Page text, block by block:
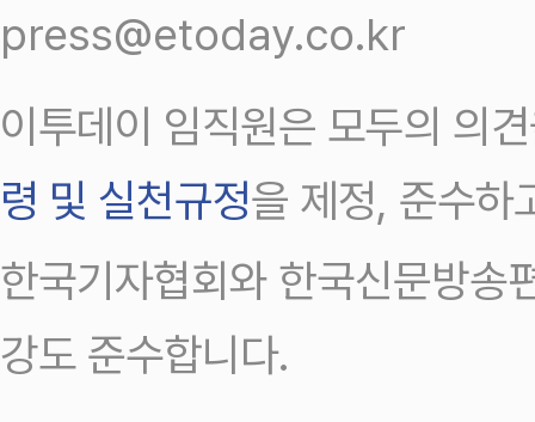
press@etoday.co.kr
이투데이 임직원은 모두의 의
령 및 실천규정을 제정, 준수하
한국기자협회와 한국신문방송
강도 준수합니다.